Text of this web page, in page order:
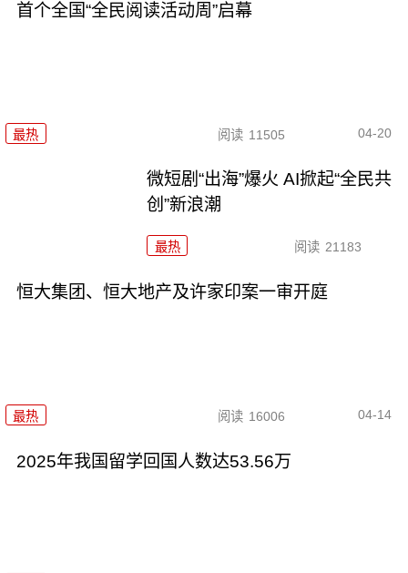
首个全国“全民阅读活动周”启幕
最热 阅读 11505 04-20
微短剧“出海”爆火 AI掀起“全民共
创”新浪潮
最热 阅读 21183
恒大集团、恒大地产及许家印案一审开庭
最热 阅读 16006 04-14
2025年我国留学回国人数达53.56万